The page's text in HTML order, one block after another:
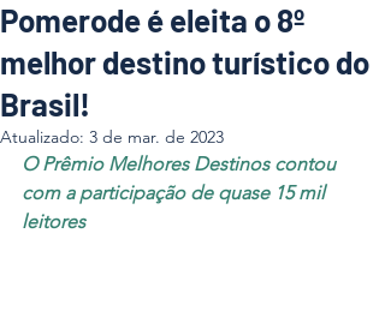
Pomerode é eleita o 8º
melhor destino turístico do
Brasil!
Atualizado: 3 de mar. de 2023
O Prêmio Melhores Destinos contou
com a participação de quase 15 mil
leitores